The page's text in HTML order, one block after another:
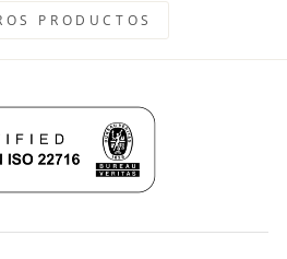
PRODUCTOS